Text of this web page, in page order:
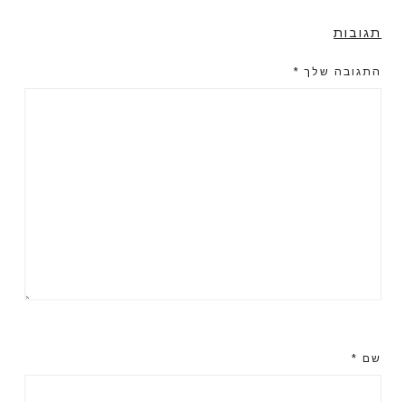
תגובות
התגובה שלך *
שם *